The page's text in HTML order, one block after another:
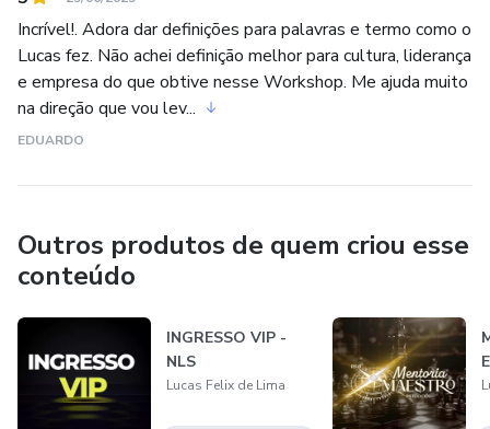
Incrível!. Adora dar definições para palavras e termo como o
Lucas fez. Não achei definição melhor para cultura, liderança
e empresa do que obtive nesse Workshop. Me ajuda muito
na direção que vou lev...
EDUARDO
Outros produtos de quem criou esse
conteúdo
INGRESSO VIP -
NLS
Lucas Felix de Lima